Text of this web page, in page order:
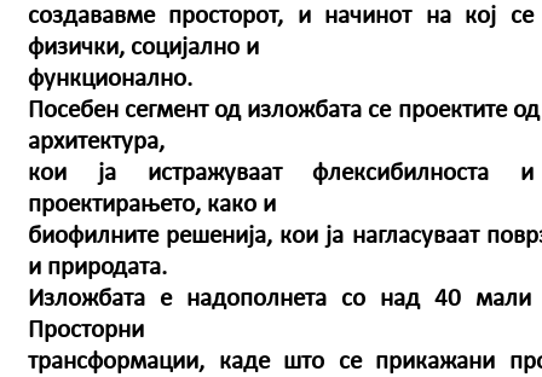
создававме просторот, и начинот на кој
физички, социјално и
функционално.
Посебен сегмент од изложбата се проектите
архитектура,
кои ја истражуваат флексибилноста
проектирањето, како и
биофилните решенија, кои ја нагласуваат
и природата.
Изложбата е надополнета со над 40
Просторни
трансформации, каде што се прикажани